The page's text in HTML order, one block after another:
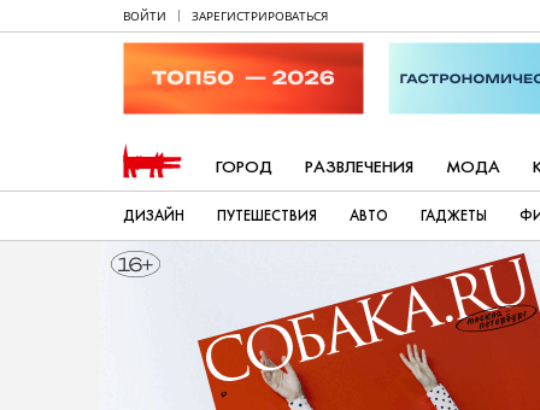
ВОЙТИ ЗАРЕГИСТРИРОВАТЬСЯ
ГОРОД РАЗВЛЕЧЕНИЯ МОДА
ДИЗАЙН ПУТЕШЕСТВИЯ АВТО ГАДЖЕТЫ